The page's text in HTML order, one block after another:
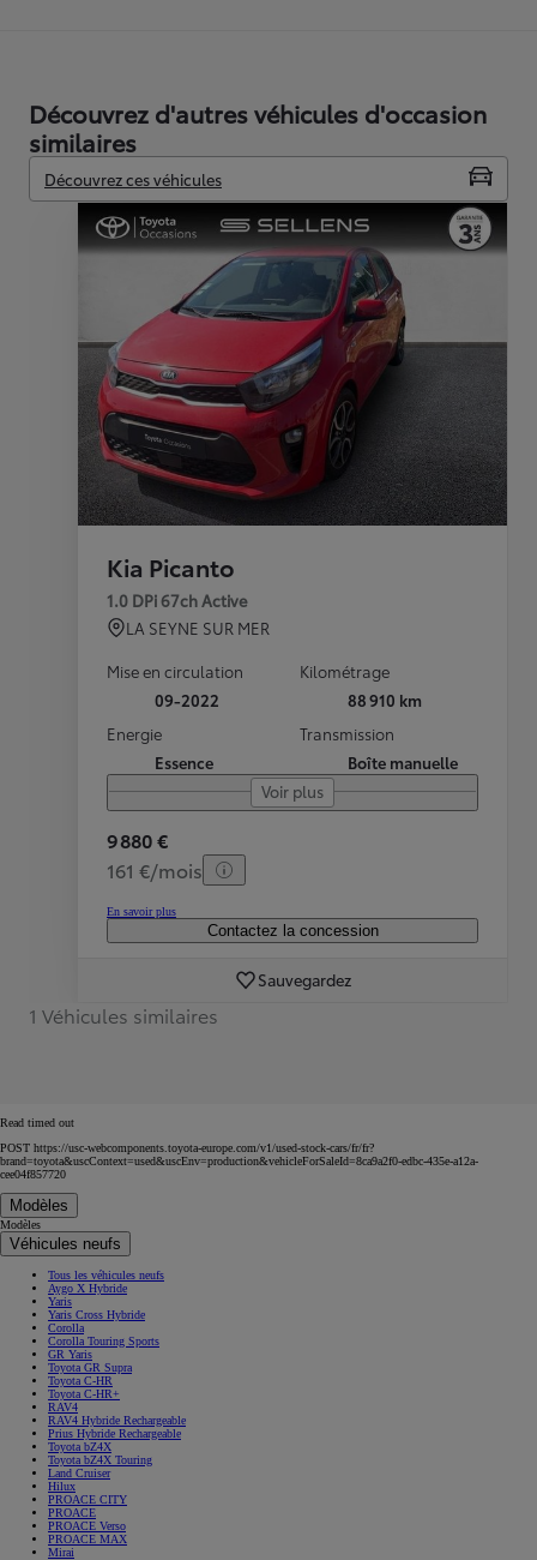
Découvrez d'autres véhicules d'occasion
similaires
Découvrez ces véhicules
Kia Picanto
1.0 DPi 67ch Active
LA SEYNE SUR MER
Mise en circulation
09-2022
Kilométrage
88 910 km
Energie
Essence
Transmission
Boîte manuelle
Voir plus
9 880 €
161 €/mois
En savoir plus
Contactez la concession
Sauvegardez
1 Véhicules similaires
Read timed out
POST https://usc-webcomponents.toyota-europe.com/v1/used-stock-cars/fr/fr?
brand=toyota&uscContext=used&uscEnv=production&vehicleForSaleId=8ca9a2f0-edbc-435e-a12a-
cee04f857720
Modèles
Modèles
Véhicules neufs
Tous les véhicules neufs
Aygo X Hybride
Yaris
Yaris Cross Hybride
Corolla
Corolla Touring Sports
GR Yaris
Toyota GR Supra
Toyota C-HR
Toyota C-HR+
RAV4
RAV4 Hybride Rechargeable
Prius Hybride Rechargeable
Toyota bZ4X
Toyota bZ4X Touring
Land Cruiser
Hilux
PROACE CITY
PROACE
PROACE Verso
PROACE MAX
Mirai